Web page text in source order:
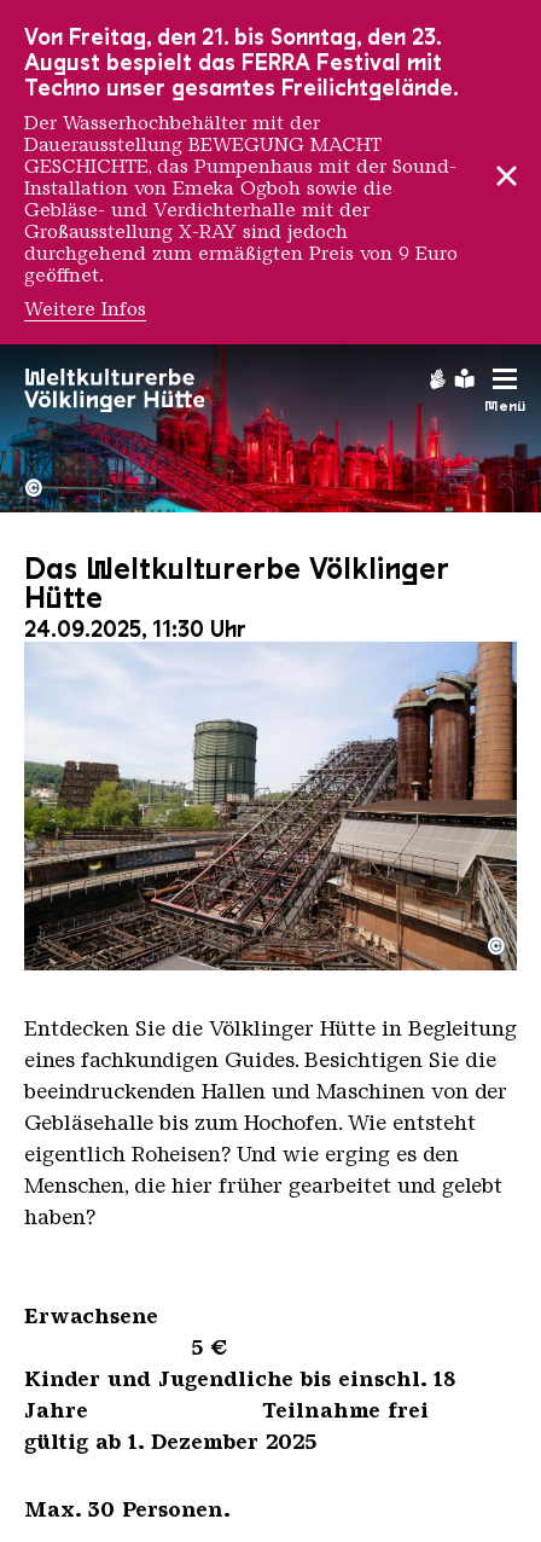
Menü
Hochofengruppe in Rot
Copyright:
©
Das Weltkulturerbe Völklinger
Hütte
24.09.2025, 11:30 Uhr
Der Erzschrägaufzug der Völklinger Hütte mit
Copyright: Weltkulturerbe Völklinger Hütte | Karl
©
Entdecken Sie die Völklinger Hütte in Begleitung
eines fachkundigen Guides. Besichtigen Sie die
beeindruckenden Hallen und Maschinen von der
Gebläsehalle bis zum Hochofen. Wie entsteht
eigentlich Roheisen? Und wie erging es den
Menschen, die hier früher gearbeitet und gelebt
haben?
Erwachsene
5 €
Kinder und Jugendliche bis einschl. 18
Jahre Teilnahme frei
gültig ab 1. Dezember 2025
Max. 30 Personen.
Von Freitag, den 21. bis Sonntag, den 23.
August bespielt das FERRA Festival mit
Techno unser gesamtes Freilichtgelände.
Der Wasserhochbehälter mit der
Dauerausstellung BEWEGUNG MACHT
GESCHICHTE, das Pumpenhaus mit der Sound-
Installation von Emeka Ogboh sowie die
Gebläse- und Verdichterhalle mit der
Großausstellung X-RAY sind jedoch
durchgehend zum ermäßigten Preis von 9 Euro
geöffnet.
Weitere Infos